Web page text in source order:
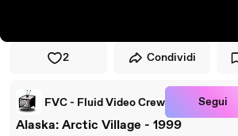
2 Condividi
FVC - Fluid Video Crew Segui
Alaska: Arctic Village - 1999